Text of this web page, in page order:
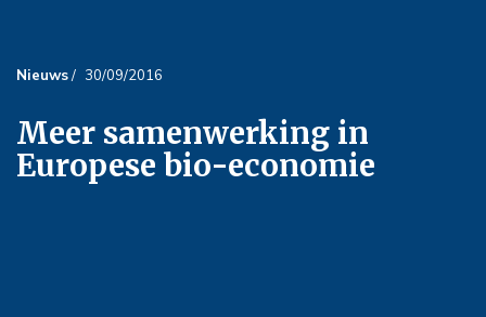
Nieuws/ 30/09/2016
Meer samenwerking in
Europese bio-economie